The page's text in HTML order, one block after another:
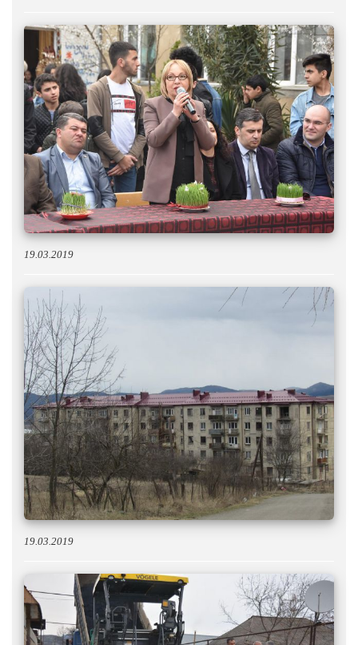
19.03.2019
19.03.2019